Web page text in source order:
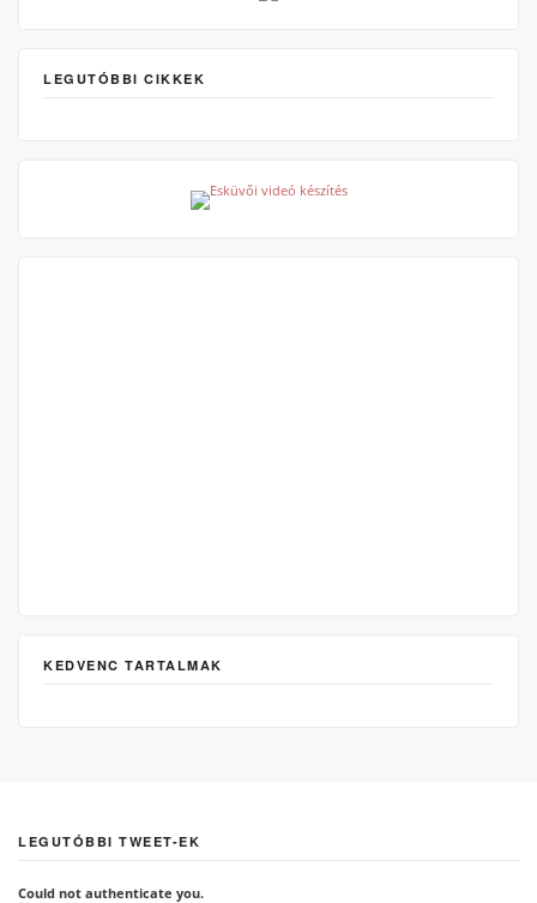
LEGUTÓBBI CIKKEK
KEDVENC TARTALMAK
LEGUTÓBBI TWEET-EK
Could not authenticate you.